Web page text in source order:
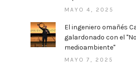
MAYO 4, 2025
El ingeniero omañés
galardonado con el
medioambiente"
MAYO 7, 2025